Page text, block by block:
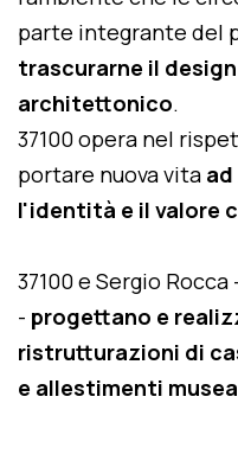
parte integrante del
trascurarne il
architettonico.
37100 opera nel
portare nuova vita
l'identità e il valore
37100 e Sergio
- progettano e
ristrutturazioni di
e allestimenti